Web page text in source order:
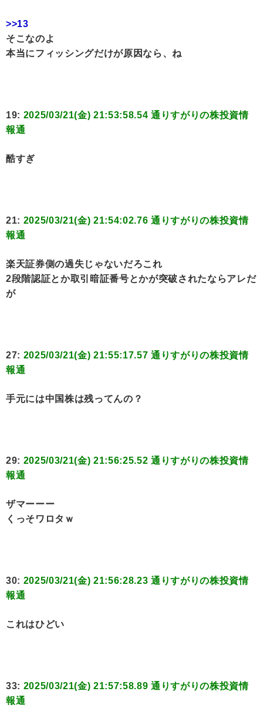
>>13
そこなのよ
本当にフィッシングだけが原因なら、ね
19: 2025/03/21(金) 21:53:58.54 通りすがりの株投資情
報通
酷すぎ
21: 2025/03/21(金) 21:54:02.76 通りすがりの株投資情
報通
楽天証券側の過失じゃないだろこれ
2段階認証とか取引暗証番号とかが突破されたならアレだ
が
27: 2025/03/21(金) 21:55:17.57 通りすがりの株投資情
報通
手元には中国株は残ってんの？
29: 2025/03/21(金) 21:56:25.52 通りすがりの株投資情
報通
ザマーーー
くっそワロタｗ
30: 2025/03/21(金) 21:56:28.23 通りすがりの株投資情
報通
これはひどい
33: 2025/03/21(金) 21:57:58.89 通りすがりの株投資情
報通